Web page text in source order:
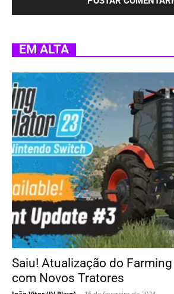
EM ALTA
Saiu! Atualização do
com Novos Tratores